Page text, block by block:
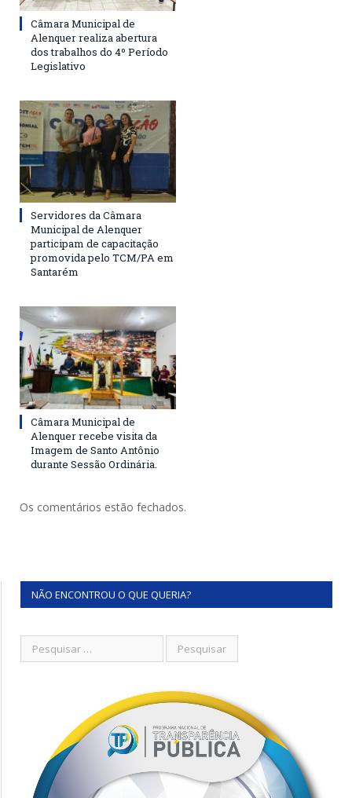
Câmara Municipal de
Alenquer realiza abertura
dos trabalhos do 4º Período
Legislativo
Servidores da Câmara
Municipal de Alenquer
participam de capacitação
promovida pelo TCM/PA em
Santarém
Câmara Municipal de
Alenquer recebe visita da
Imagem de Santo Antônio
durante Sessão Ordinária.
Os comentários estão fechados.
NÃO ENCONTROU O QUE QUERIA?